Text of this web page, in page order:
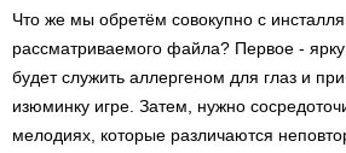
Что же мы обретём совокупно с
рассматриваемого файла? Первое -
будет служить аллергеном для глаз и
изюминку игре. Затем, нужно
мелодиях, которые различаются